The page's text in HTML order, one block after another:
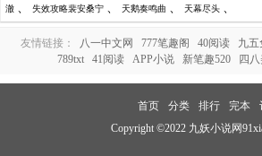
澈 、 失效攻略裴安桑宁 、 天鹅奏鸣曲 、 天幕尽头 、
友情链接： 八一中文网 777笔趣阁 40阅读 九
789txt
41阅读 APP小说 新笔趣520 四
首页 分类 排行 完本
Copyright ©2022 九妖小说网